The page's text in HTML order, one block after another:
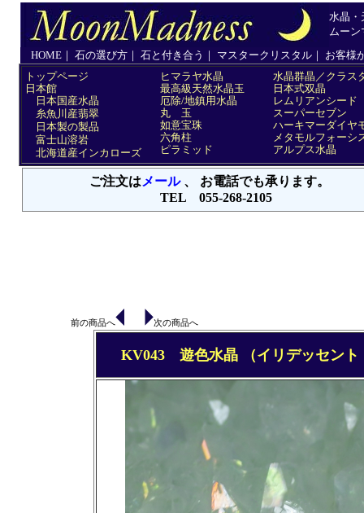
前の商品へ 次の商品へ
KV043 遊色水晶 （イリデッセン